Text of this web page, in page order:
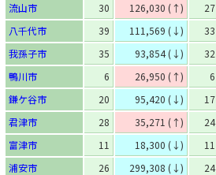
流山市
30 126,030 (↑) 27
八千代市
39 111,569 (↓) 33
我孫子市
35 93,854 (↓) 32
鴨川市
6 26,950 (↑) 6
鎌ケ谷市
20 95,420 (↓) 17
君津市
28 35,271 (↑) 24
富津市
11 18,300 (↓) 11
浦安市
26 299,308 (↓) 24